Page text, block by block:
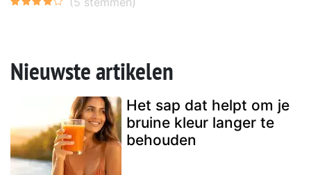
Nieuwste artikelen
Het sap dat helpt om je
bruine kleur langer te
behouden